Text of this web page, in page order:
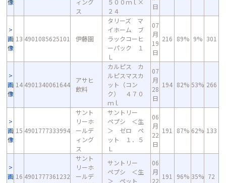
像
ィング
ス
５００ｍｌ×
２４
日
画
像
13 4901085625101 伊藤園
タリーズ マ
イホーム ブ
ラックコーヒ
ーパック １
Ｌ
07
月
19
日
216 89% 9% 301
画
像
14 4901340061644
アサヒ
飲料
カルピス カ
ルピスマスカ
ット（コン
ク） ４７０
ｍｌ
07
月
28
日
194 82% 53% 266
画
像
15 4901777333994
サント
リーホ
ールデ
ィング
ス
サントリー
ペプシ ＜生
＞ ゼロ ペ
ット １．５
Ｌ
06
月
22
日
191 87% 62% 133
画 16 4901777361232
サント
リーホ
ールデ
サントリー
ペプシ ＜生
＞ ペット
06
月
22
191 96% 35% 72